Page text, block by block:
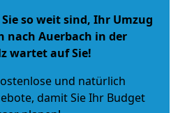
so weit sind, Ihr Umzug
nach Auerbach in der
wartet auf Sie!
und natürlich
, damit Sie Ihr Budget